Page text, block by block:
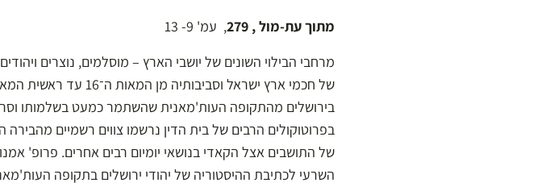
מתוך עת-מול , 279
, עמ' 9- 13
מרחבי הבילוי השונים של יושבי הארץ – מוסלמים, נוצרים
בירושלים מהתקופה העות'מאנית שהשתמר כמעט בשלמותו
בפרוטוקולים הרבים של בית הדין נרשמו צווים רשמיים מהבירה
של התושבים אצל הקאדי בנושאי יומיום רבים אחרים. פרופ'
השרעי לכתיבת ההיסטוריה של יהודי ירושלים בתקופה